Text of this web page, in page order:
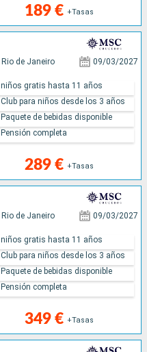
189 € +Tasas
Rio de Janeiro 09/03/2027
289 € +Tasas
niños gratis hasta 11 años
Club para niños desde los 3 años
Paquete de bebidas disponible
Pensión completa
Rio de Janeiro 09/03/2027
349 € +Tasas
niños gratis hasta 11 años
Club para niños desde los 3 años
Paquete de bebidas disponible
Pensión completa